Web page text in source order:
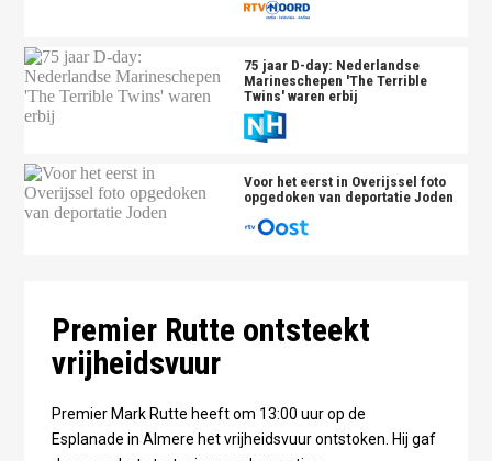
75 jaar D-day: Nederlandse
Marineschepen 'The Terrible
Twins' waren erbij
Voor het eerst in Overijssel foto
opgedoken van deportatie Joden
Premier Rutte ontsteekt
vrijheidsvuur
Premier Mark Rutte heeft om 13:00 uur op de
Esplanade in Almere het vrijheidsvuur ontstoken. Hij gaf